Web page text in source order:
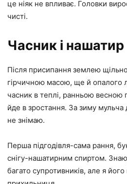
це ніяк не впливає. Головки
чисті.
Часник і нашатир
Після присипання землею
гірчичною масою, ще й опалого
часник в теплі, ранньою весною
йде в зростання. За зиму мульча
не знімаю.
Перша підгодівля-сама рання,
снігу-нашатирним спиртом.
багато супротивників, але я